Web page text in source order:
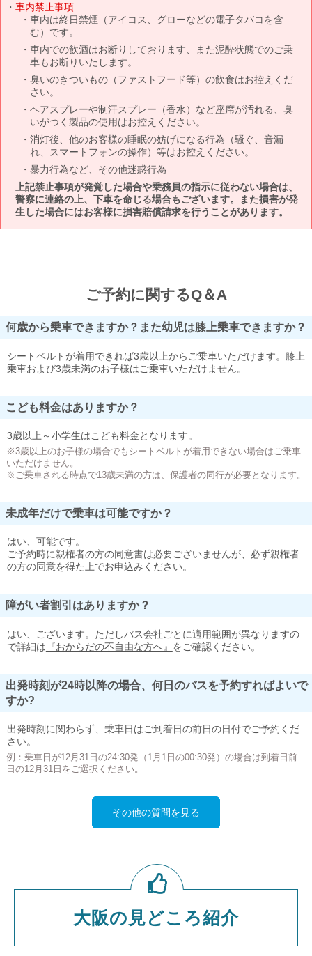
車内禁止事項
車内は終日禁煙（アイコス、グローなどの電子タバコを含
む）です。
車内での飲酒はお断りしております、また泥酔状態でのご乗
車もお断りいたします。
臭いのきついもの（ファストフード等）の飲食はお控えくだ
さい。
ヘアスプレーや制汗スプレー（香水）など座席が汚れる、臭
いがつく製品の使用はお控えください。
消灯後、他のお客様の睡眠の妨げになる行為（騒ぐ、音漏
れ、スマートフォンの操作）等はお控えください。
暴力行為など、その他迷惑行為
上記禁止事項が発覚した場合や乗務員の指示に従わない場合は、
警察に連絡の上、下車を命じる場合もございます。また損害が発
生した場合にはお客様に損害賠償請求を行うことがあります。
ご予約に関するQ＆A
何歳から乗車できますか？また幼児は膝上乗車できますか？
シートベルトが着用できれば3歳以上からご乗車いただけます。膝上
乗車および3歳未満のお子様はご乗車いただけません。
こども料金はありますか？
3歳以上～小学生はこども料金となります。
※3歳以上のお子様の場合でもシートベルトが着用できない場合はご乗車
いただけません。
※ご乗車される時点で13歳未満の方は、保護者の同行が必要となります。
未成年だけで乗車は可能ですか？
はい、可能です。
ご予約時に親権者の方の同意書は必要ございませんが、必ず親権者
の方の同意を得た上でお申込みください。
障がい者割引はありますか？
はい、ございます。ただしバス会社ごとに適用範囲が異なりますの
で詳細は 『おからだの不自由な方へ』 をご確認ください。
出発時刻が24時以降の場合、何日のバスを予約すればよいで
すか?
出発時刻に関わらず、乗車日はご到着日の前日の日付でご予約くだ
さい。
例：乗車日が12月31日の24:30発（1月1日の00:30発）の場合は到着日前
日の12月31日をご選択ください。
その他の質問を見る
大阪の見どころ紹介